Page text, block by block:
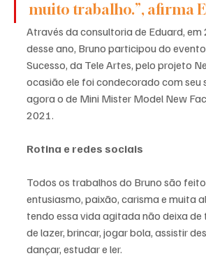
muito trabalho.”, afirma
Através da consultoria de Eduard, em
desse ano, Bruno participou do
Sucesso, da Tele Artes, pelo projeto
ocasião ele foi condecorado com seu
agora o de Mini Mister Model New
2021.
Rotina e redes sociais
Todos os trabalhos do Bruno são
entusiasmo, paixão, carisma e muita
tendo essa vida agitada não deixa de
de lazer, brincar, jogar bola, assistir
dançar, estudar e ler.